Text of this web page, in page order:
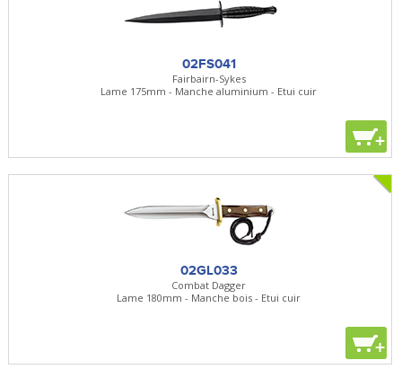
02FS041
Fairbairn-Sykes
Lame 175mm - Manche aluminium - Etui cuir
+
02GL033
Combat Dagger
Lame 180mm - Manche bois - Etui cuir
+